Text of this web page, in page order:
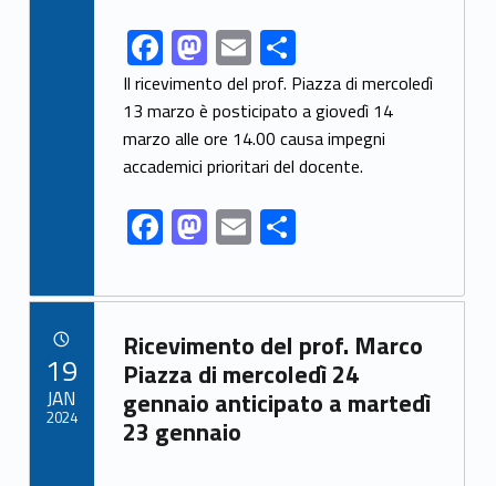
Link identifier share facebook archive #share-link-archive-39836F
ac
e
b
o
o
k
M
as
to
d
o
n
E
m
ai
l
S
h
ar
e
Il ricevimento del prof. Piazza di mercoledì
13 marzo è posticipato a giovedì 14
marzo alle ore 14.00 causa impegni
accademici prioritari del docente.
F
ac
e
b
o
o
k
M
as
to
d
o
n
E
m
ai
l
S
ar
e
Link identifier archive #link-archive-49859
Ricevimento del prof. Marco
Piazza di mercoledì 24
gennaio anticipato a martedì
23 gennaio
19
JAN
2024